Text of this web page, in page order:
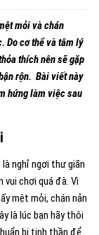
mỏi và chán
Do cơ thể và tâm lý
thích nên sẽ gặp
rộn. Bài viết này
hứng làm việc sau
là nghỉ ngơi thư giãn
vui chơi quá đà. Vì
mệt mỏi, chán nản
là lúc bạn hãy thôi
bị tinh thần để